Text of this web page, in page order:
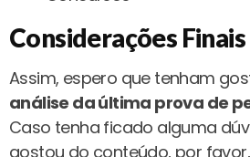
Considerações Finais
Assim, espero que tenham
análise da última prova de
Caso tenha ficado alguma
gostou do conteúdo, por